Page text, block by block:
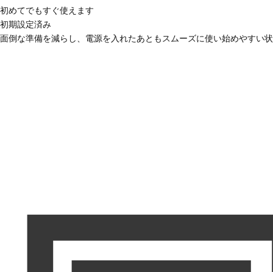
初めてでもすぐ使えます
初期設定済み
面倒な準備を減らし、電源を入れたあともスムーズに使い始めやすい